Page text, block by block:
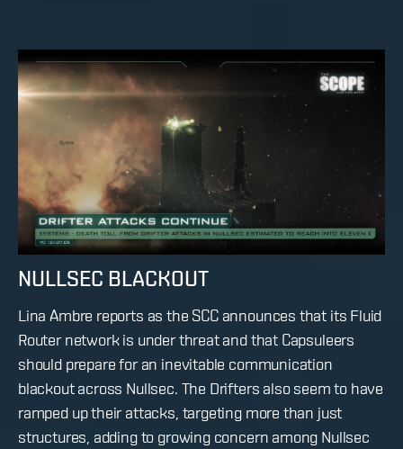
NULLSEC BLACKOUT
Lina Ambre reports as the SCC announces that its Fluid
Router network is under threat and that Capsuleers
should prepare for an inevitable communication
blackout across Nullsec. The Drifters also seem to have
ramped up their attacks, targeting more than just
structures, adding to growing concern among Nullsec